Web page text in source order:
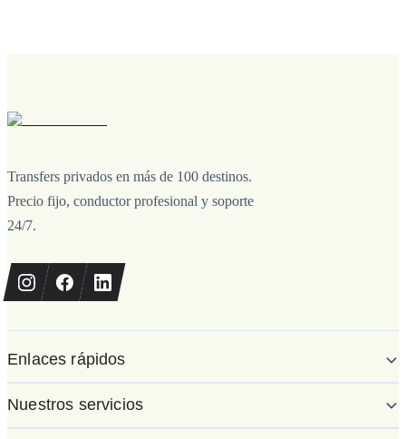
Transfers privados en más de 100 destinos.
Precio fijo, conductor profesional y soporte
24/7.
Enlaces rápidos
Nuestros servicios